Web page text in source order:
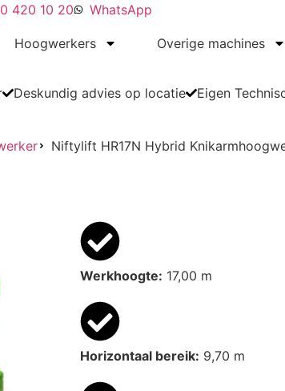
420 10 20 WhatsApp
Hoogwerkers Overige machines
Deskundig advies op locatie Eigen
Niftylift HR17N Hybrid
Werkhoogte: 17,00 m
Horizontaal bereik: 9,70 m